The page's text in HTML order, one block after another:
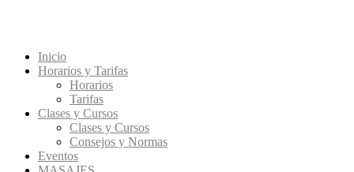
Inicio
Horarios y Tarifas
Horarios
Tarifas
Clases y Cursos
Clases y Cursos
Consejos y Normas
Eventos